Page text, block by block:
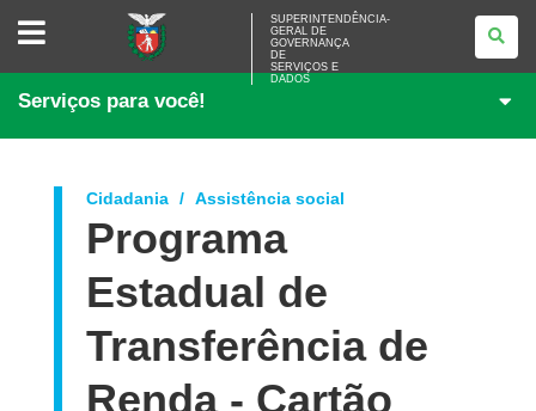
SUPERINTENDÊNCIA-
<BR>GOVERNANÇA
SERVIÇOS
DADOS
SUPERINTENDÊNCIA-
GERAL DE
GOVERNANÇA
DE
SERVIÇOS E
DADOS
Serviços para você!
Cidadania Assistência social
Programa
Estadual de
Transferência de
Renda - Cartão